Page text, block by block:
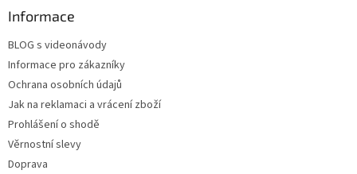
Informace
BLOG s videonávody
Informace pro zákazníky
Ochrana osobních údajů
Jak na reklamaci a vrácení zboží
Prohlášení o shodě
Věrnostní slevy
Doprava